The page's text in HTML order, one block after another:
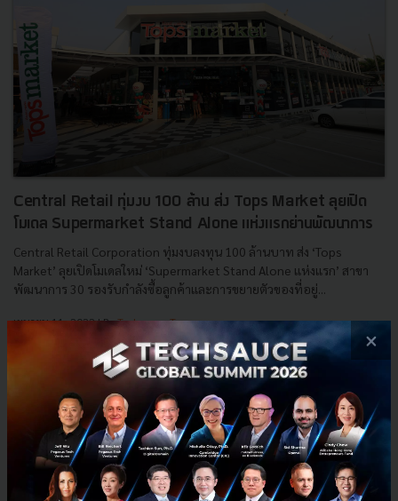
Central Retail ทุ่มงบ 100 ล้าน ส่ง Tops Market ลุยเปิด
โมเดล Supermarket Stand Alone แห่งแรกย่านพัฒนาการ
Central Retail Corporation ทุ่มงบลงทุน 100 ล้านบาท ส่ง ‘Tops
Market’ ลุยเปิดโมเดลใหม่ ‘Supermarket Stand Alone แห่งแรก’ สาขา
พัฒนาการ 30 รองรับกำลังซื้อลูกค้าและการขยายตัวของที่อยู่...
เมษายน 11, 2022| ByTechsauce Team
central tops-market central-retail
×